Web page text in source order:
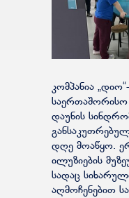
კომპანია
დაუნის
დღე მოაწყო.
ილუზიების
სადაც
აღმოჩენებით